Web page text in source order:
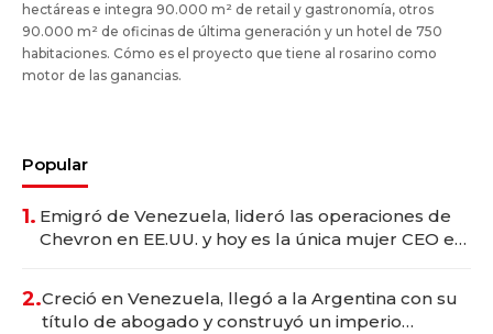
hectáreas e integra 90.000 m² de retail y gastronomía, otros
90.000 m² de oficinas de última generación y un hotel de 750
habitaciones. Cómo es el proyecto que tiene al rosarino como
motor de las ganancias.
Popular
1. Emigró de Venezuela, lideró las operaciones de
Chevron en EE.UU. y hoy es la única mujer CEO en
2.Creció en Venezuela, llegó a la Argentina con su
título de abogado y construyó un imperio